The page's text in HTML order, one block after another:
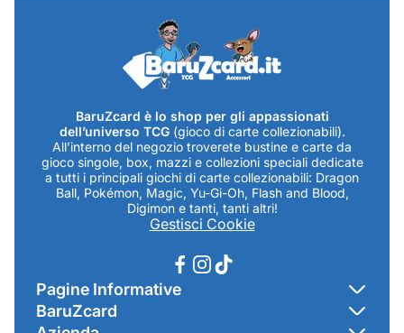
BaruZcard è lo shop per gli appassionati
dell’universo TCG (gioco di carte collezionabili).
All’interno del negozio troverete bustine e carte da
gioco singole, box, mazzi e collezioni speciali dedicate
a tutti i principali giochi di carte collezionabili: Dragon
Ball, Pokémon, Magic, Yu-Gi-Oh, Flash and Blood,
Digimon e tanti, tanti altri!
Gestisci Cookie
Pagine Informative
Contatti
BaruZcard